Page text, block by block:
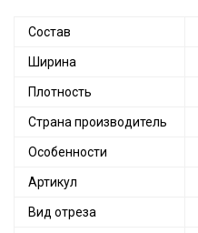
Состав
Ширина
Плотность
Страна производитель
Особенности
Артикул
Вид отреза